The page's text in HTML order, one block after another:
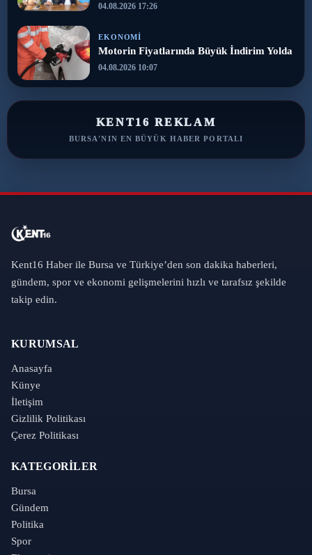
04.08.2026 17:26
EKONOMI
Motorin Fiyatlarında Büyük İndirim Yolda
04.08.2026 10:07
KENT16 REKLAM
BURSA'NIN EN BÜYÜK HABER PORTALI
Kent16 Haber ile Bursa ve Türkiye’den son dakika haberleri,
gündem, spor ve ekonomi gelişmelerini hızlı ve tarafsız şekilde
takip edin.
KURUMSAL
Anasayfa
Künye
İletişim
Gizlilik Politikası
Çerez Politikası
KATEGORILER
Bursa
Gündem
Politika
Spor